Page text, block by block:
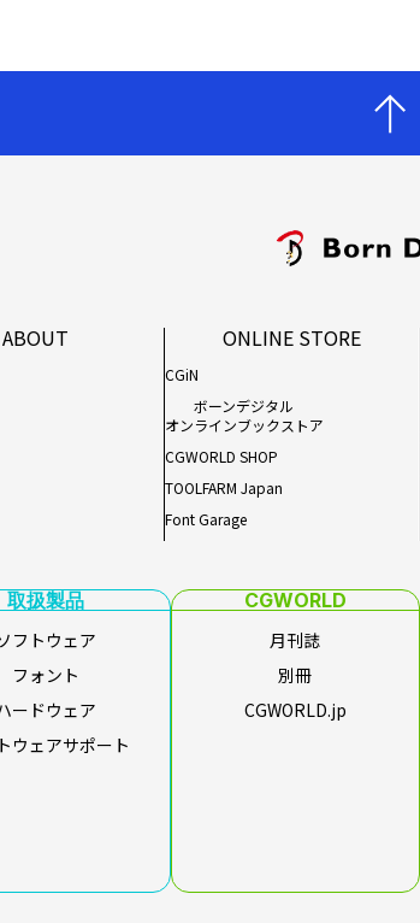
ABOUT ONLINE STORE
CGiN
ボーンデジタル
オンラインブックストア
CGWORLD SHOP
TOOLFARM Japan
Font Garage
取扱製品
フトウェア
フォント
ードウェア
ウェアサポート
CGWORLD
月刊誌
別冊
CGWORLD.jp